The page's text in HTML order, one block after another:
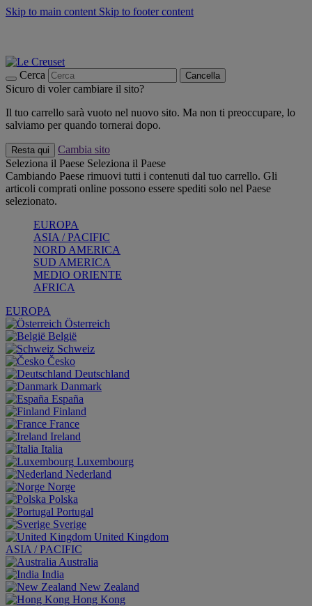
Skip to main content Skip to footer content
Cerca Cancella
Sicuro di voler cambiare il sito?
Il tuo carrello sarà vuoto nel nuovo sito. Ma non ti preoccupare, lo
salviamo per quando tornerai dopo.
Resta qui
Cambia sito
Seleziona il Paese Seleziona il Paese
Cambiando Paese rimuovi tutti i contenuti dal tuo carrello. Gli
articoli comprati online possono essere spediti solo nel Paese
selezionato.
EUROPA
ASIA / PACIFIC
NORD AMERICA
SUD AMERICA
MEDIO ORIENTE
AFRICA
EUROPA
Österreich
België
Schweiz
Česko
Deutschland
Danmark
España
Finland
France
Ireland
Italia
Luxembourg
Nederland
Norge
Polska
Portugal
Sverige
United Kingdom
ASIA / PACIFIC
Australia
India
New Zealand
Hong Kong